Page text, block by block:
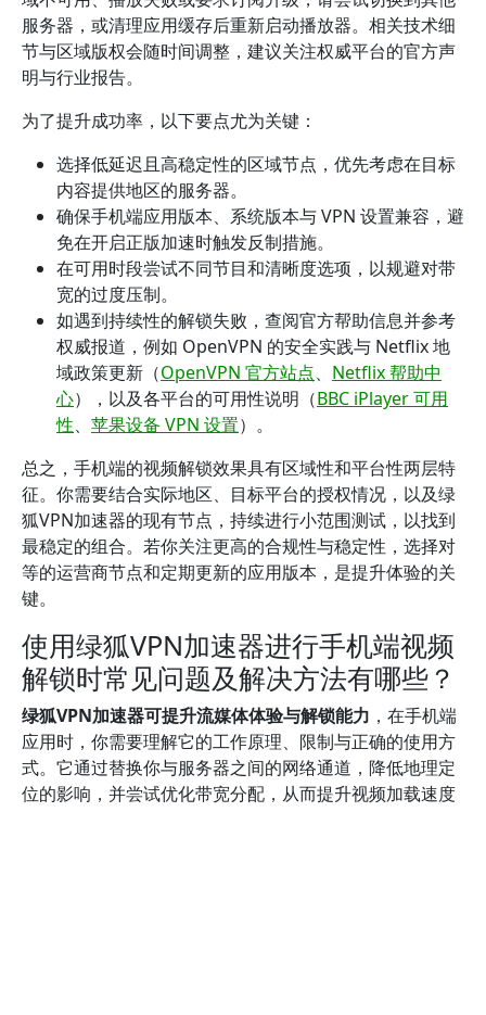
服务器，或清理应用缓存后重新启动播放器。相关技术细
节与区域版权会随时间调整，建议关注权威平台的官方声
明与行业报告。
为了提升成功率，以下要点尤为关键：
选择低延迟且高稳定性的区域节点，优先考虑在目标
内容提供地区的服务器。
确保手机端应用版本、系统版本与 VPN 设置兼容，避
免在开启正版加速时触发反制措施。
在可用时段尝试不同节目和清晰度选项，以规避对带
宽的过度压制。
如遇到持续性的解锁失败，查阅官方帮助信息并参考
权威报道，例如 OpenVPN 的安全实践与 Netflix 地
域政策更新（OpenVPN 官方站点、 Netflix 帮助中
心），以及各平台的可用性说明（BBC iPlayer 可用
性、 苹果设备 VPN 设置）。
总之，手机端的视频解锁效果具有区域性和平台性两层特
征。你需要结合实际地区、目标平台的授权情况，以及绿
狐VPN加速器的现有节点，持续进行小范围测试，以找到
最稳定的组合。若你关注更高的合规性与稳定性，选择对
等的运营商节点和定期更新的应用版本，是提升体验的关
键。
使用绿狐VPN加速器进行手机端视频
解锁时常见问题及解决方法有哪些？
绿狐VPN加速器可提升流媒体体验与解锁能力 ，在手机端
应用时，你需要理解它的工作原理、限制与正确的使用方
式。它通过替换你与服务器之间的网络通道，降低地理定
位的影响，并尝试优化带宽分配，从而提升视频加载速度